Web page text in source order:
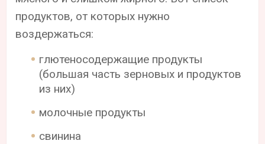
продуктов, от которых нужно
воздержаться:
глютеносодержащие продукты
(большая часть зерновых и продуктов
из них)
молочные продукты
свинина